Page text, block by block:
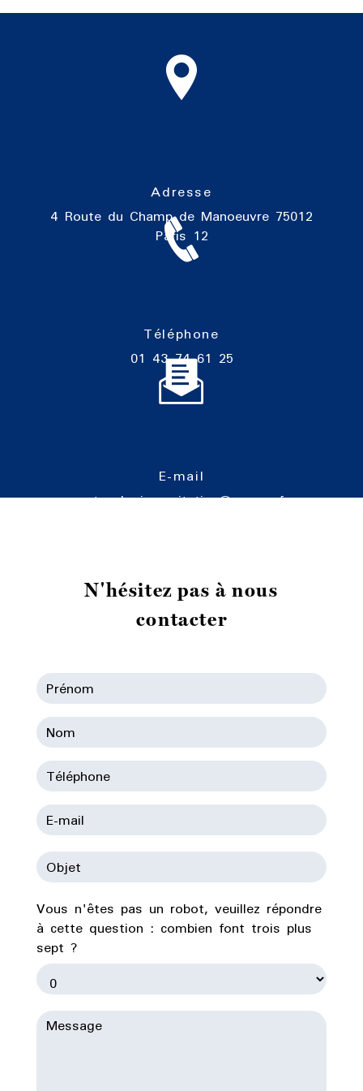
Adresse
4 Route du Champ de Manoeuvre 75012
Paris 12
Téléphone
01 43 74 61 25
E-mail
cartoucherie-equitation@orange.fr
N'hésitez pas à nous
contacter
Vous n'êtes pas un robot, veuillez répondre
à cette question : combien font trois plus
sept ?